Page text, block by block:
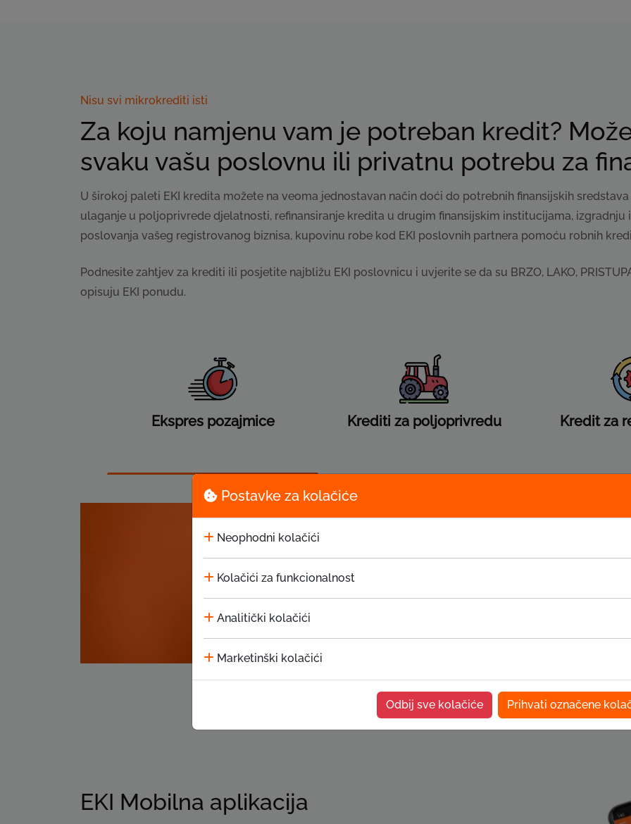
Postavke za kolačiće
Neophodni kolačići
Kolačići za funkcionalnost
Analitički kolačići
Marketinški kolačići
Odbij sve kolačiće Prihvati označene
Nisu svi mikrokrediti isti
Za koju namjenu vam je potreban kredit?
svaku vašu poslovnu ili privatnu potrebu za
U širokoj paleti EKI kredita možete na veoma jednostavan način doći do potrebnih finansijskih
ulaganje u poljoprivrede djelatnosti, refinansiranje kredita u drugim finansijskim institucijama,
poslovanja vašeg registrovanog biznisa, kupovinu robe kod EKI poslovnih partnera pomoću robnih
Podnesite zahtjev za krediti ili posjetite najbližu EKI poslovnicu i uvjerite se da su BRZO, LAKO,
opisuju EKI ponudu.
Ekspres pozajmice Krediti za poljoprivredu Kredit za
Iznos kredita od 300 do
Grejs period do
Nominalna kamatna stopa
EKI Mobilna aplikacija